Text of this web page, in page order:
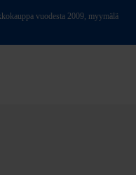
vuodesta 2009, myymälä